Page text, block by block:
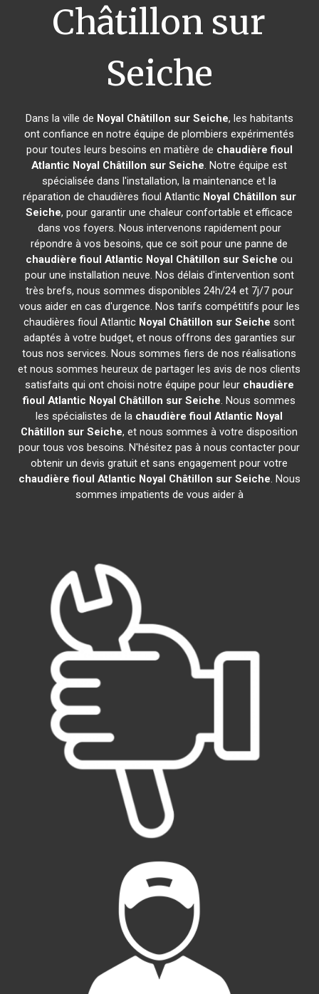
Châtillon sur
Seiche
Dans la ville de Noyal Châtillon sur Seiche, les habitants
ont confiance en notre équipe de plombiers expérimentés
pour toutes leurs besoins en matière de chaudière fioul
Atlantic Noyal Châtillon sur Seiche. Notre équipe est
spécialisée dans l'installation, la maintenance et la
réparation de chaudières fioul Atlantic Noyal Châtillon sur
Seiche, pour garantir une chaleur confortable et efficace
dans vos foyers. Nous intervenons rapidement pour
répondre à vos besoins, que ce soit pour une panne de
chaudière fioul Atlantic Noyal Châtillon sur Seiche ou
pour une installation neuve. Nos délais d'intervention sont
très brefs, nous sommes disponibles 24h/24 et 7j/7 pour
vous aider en cas d'urgence. Nos tarifs compétitifs pour les
chaudières fioul Atlantic Noyal Châtillon sur Seiche sont
adaptés à votre budget, et nous offrons des garanties sur
tous nos services. Nous sommes fiers de nos réalisations
et nous sommes heureux de partager les avis de nos clients
satisfaits qui ont choisi notre équipe pour leur chaudière
fioul Atlantic Noyal Châtillon sur Seiche. Nous sommes
les spécialistes de la chaudière fioul Atlantic Noyal
Châtillon sur Seiche, et nous sommes à votre disposition
pour tous vos besoins. N'hésitez pas à nous contacter pour
obtenir un devis gratuit et sans engagement pour votre
chaudière fioul Atlantic Noyal Châtillon sur Seiche. Nous
sommes impatients de vous aider à